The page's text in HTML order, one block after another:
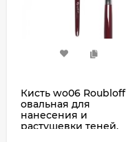
Кисть wo06 Roubloff
овальная для
нанесения и
растушевки теней,